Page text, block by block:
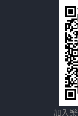
加入